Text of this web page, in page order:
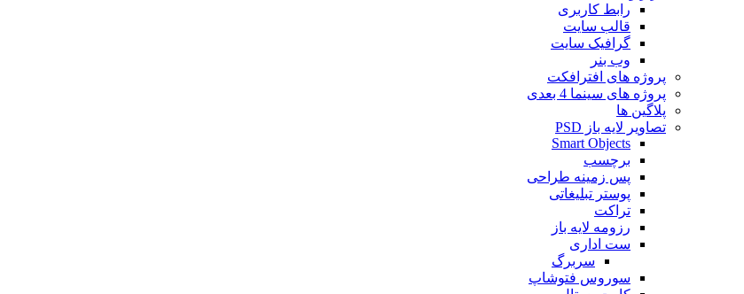
رابط کاربری
قالب سایت
گرافیک سایت
وب بنر
پروژه های افترافکت
پروژه های سینما 4 بعدی
پلاگین ها
تصاویر لایه باز PSD
Smart Objects
برچسب
پس زمینه طراحی
پوستر تبلیغاتی
تراکت
رزومه لایه باز
ست اداری
سربرگ
سوروس فتوشاپ